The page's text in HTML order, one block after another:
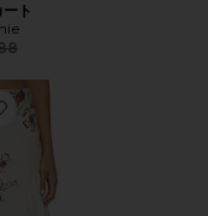
ト
price:
FREJA スカート